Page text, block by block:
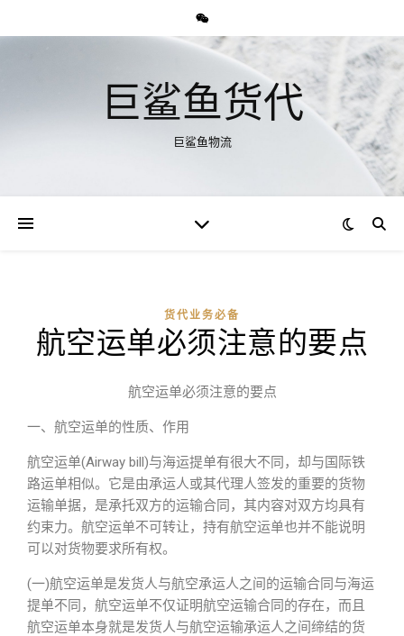
巨鲨鱼货代
巨鲨鱼物流
货代业务必备
航空运单必须注意的要点
航空运单必须注意的要点
一、航空运单的性质、作用
航空运单(Airway bill)与海运提单有很大不同，却与国际铁
路运单相似。它是由承运人或其代理人签发的重要的货物
运输单据，是承托双方的运输合同，其内容对双方均具有
约束力。航空运单不可转让，持有航空运单也并不能说明
可以对货物要求所有权。
(一)航空运单是发货人与航空承运人之间的运输合同与海运
提单不同，航空运单不仅证明航空运输合同的存在，而且
航空运单本身就是发货人与航空运输承运人之间缔结的货